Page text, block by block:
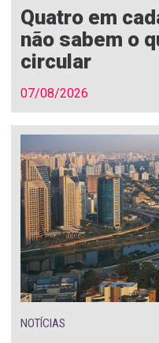
Quatro em
não sabem o
circular
07/08/2026
NOTÍCIAS